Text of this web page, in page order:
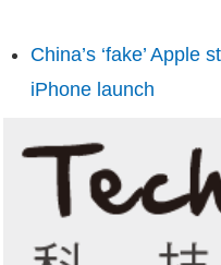
China’s ‘fake’ Apple
iPhone launch